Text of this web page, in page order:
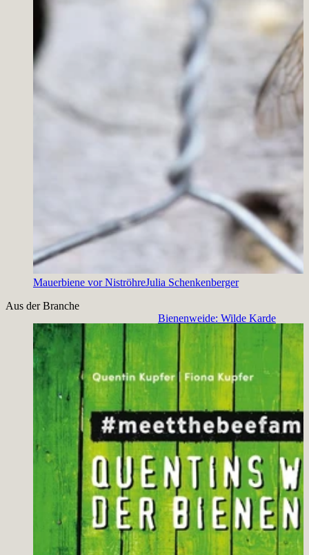
Mauerbiene vor NiströhreJulia Schenkenberger
Slide 1 von 1 aktiv
Aus der Branche
Bienenweide: Wilde Karde